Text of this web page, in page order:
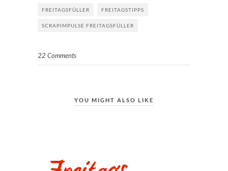
FREITAGSFÜLLER FREITAGSTIPPS
SCRAPIMPULSE FREITAGSFÜLLER
22 Comments
YOU MIGHT ALSO LIKE